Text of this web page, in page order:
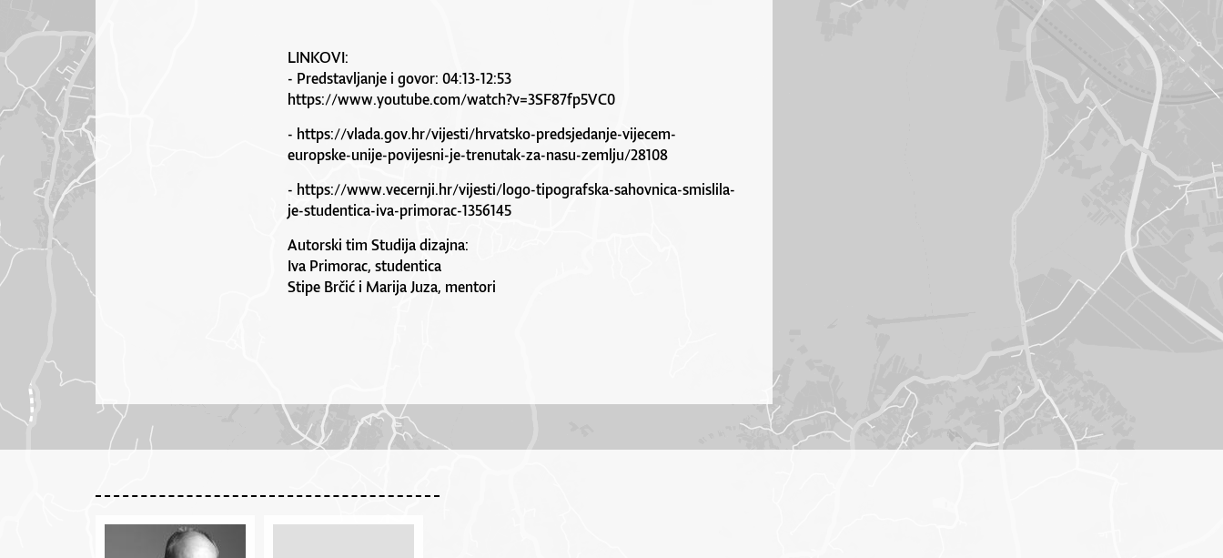
LINKOVI:
- Predstavljanje i govor: 04:13-12:53
https://www.youtube.com/watch?v=3SF87fp5VC0
- https://vlada.gov.hr/vijesti/hrvatsko-predsjedanje-vijecem-
europske-unije-povijesni-je-trenutak-za-nasu-zemlju/28108
- https://www.vecernji.hr/vijesti/logo-tipografska-sahovnica-smislila-
je-studentica-iva-primorac-1356145
Autorski tim Studija dizajna:
Iva Primorac, studentica
Stipe Brčić i Marija Juza, mentori